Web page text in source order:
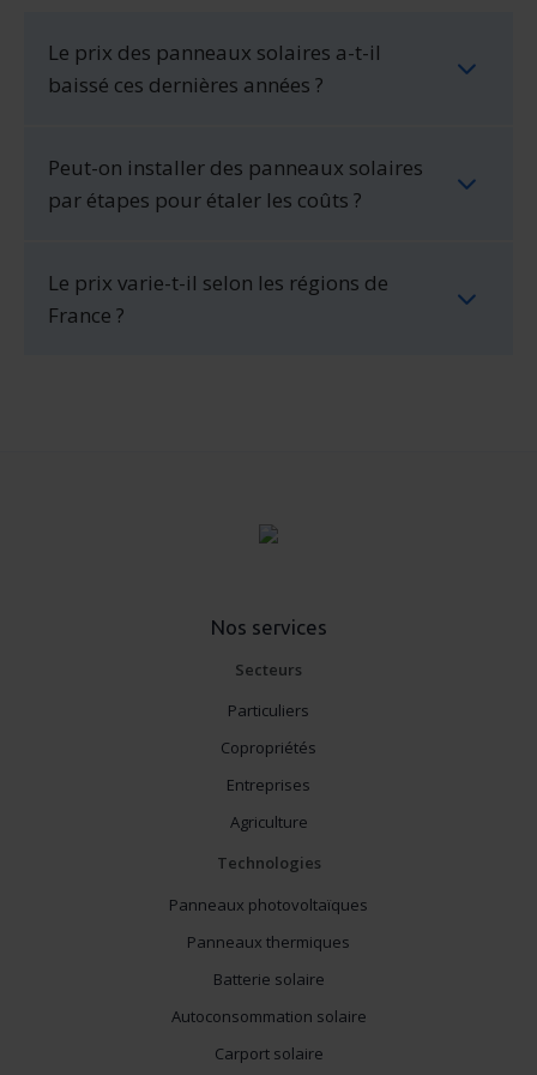
Le prix des panneaux solaires a-t-il
baissé ces dernières années ?
Peut-on installer des panneaux solaires
par étapes pour étaler les coûts ?
Le prix varie-t-il selon les régions de
France ?
Nos services
Secteurs
Particuliers
Copropriétés
Entreprises
Agriculture
Technologies
Panneaux photovoltaïques
Panneaux thermiques
Batterie solaire
Autoconsommation solaire
Carport solaire